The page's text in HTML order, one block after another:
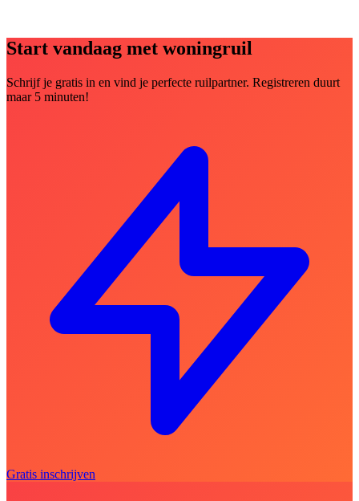
Start vandaag met woningruil
Schrijf je gratis in en vind je perfecte ruilpartner. Registreren duurt
maar 5 minuten!
Gratis inschrijven